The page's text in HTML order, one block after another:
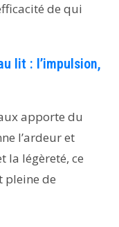
de qui
lit : l’impulsion,
apporte du
l’ardeur et
la légèreté, ce
pleine de